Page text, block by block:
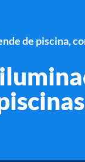
de piscina,